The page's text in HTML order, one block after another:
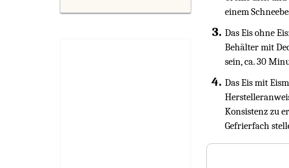
einem
Das Eis ohne
Behälter mit
sein, ca. 30
Das Eis mit
Konsistenz zu
Gefrierfach